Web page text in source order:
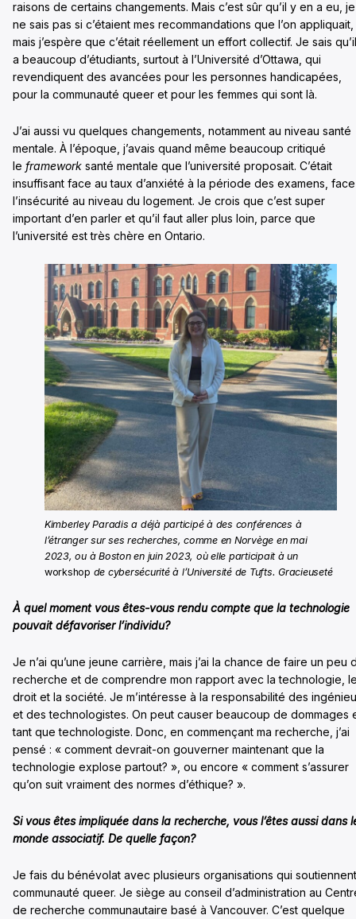
raisons de certains changements. Mais c’est sûr qu’il y en a eu, je
ne sais pas si c’étaient mes recommandations que l’on appliquait,
mais j’espère que c’était réellement un effort collectif. Je sais
a beaucoup d’étudiants, surtout à l’Université d’Ottawa, qui
revendiquent des avancées pour les personnes handicapées,
pour la communauté queer et pour les femmes qui sont là.
J’ai aussi vu quelques changements, notamment au niveau santé
mentale. À l’époque, j’avais quand même beaucoup critiqué
le framework santé mentale que l’université proposait. C’était
insuffisant face au taux d’anxiété à la période des examens,
l’insécurité au niveau du logement. Je crois que c’est super
important d’en parler et qu’il faut aller plus loin, parce que
l’université est très chère en Ontario.
Kimberley Paradis a déjà participé à des conférences à
l’étranger sur ses recherches, comme en Norvège en mai
2023, ou à Boston en juin 2023, où elle participait à un
workshop de cybersécurité à l’Université de Tufts. Gracieuseté
À quel moment vous êtes-vous rendu compte que la technologie
pouvait défavoriser l’individu?
Je n’ai qu’une jeune carrière, mais j’ai la chance de faire un peu
recherche et de comprendre mon rapport avec la technologie,
droit et la société. Je m’intéresse à la responsabilité des
et des technologistes. On peut causer beaucoup de dommages
tant que technologiste. Donc, en commençant ma recherche, j’ai
pensé : « comment devrait-on gouverner maintenant que la
technologie explose partout? », ou encore « comment s’assurer
qu’on suit vraiment des normes d’éthique? ».
Si vous êtes impliquée dans la recherche, vous l’êtes aussi dans
monde associatif. De quelle façon?
Je fais du bénévolat avec plusieurs organisations qui
communauté queer. Je siège au conseil d’administration au
de recherche communautaire basé à Vancouver. C’est quelque